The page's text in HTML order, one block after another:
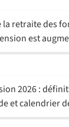
la retraite des
est
2026 :
et calendrier